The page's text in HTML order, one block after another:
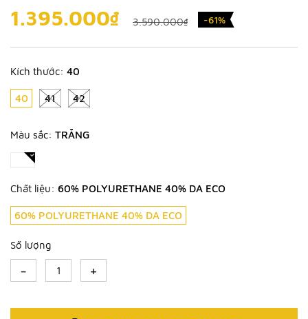
1.395.000₫ 3.590.000₫ -61%
Kích thước: 40
40 41 42
Màu sắc: TRẮNG
Chất liệu: 60% POLYURETHANE 40% DA ECO
60% POLYURETHANE 40% DA ECO
Số lượng
- +